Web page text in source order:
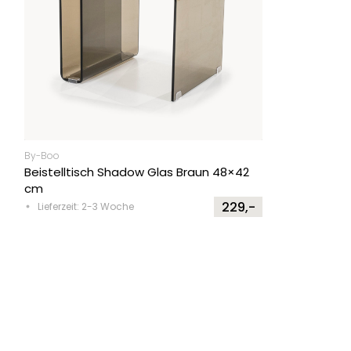
By-Boo
Beistelltisch Shadow Glas Braun 48×42
cm
Lieferzeit: 2-3 Woche 229,-